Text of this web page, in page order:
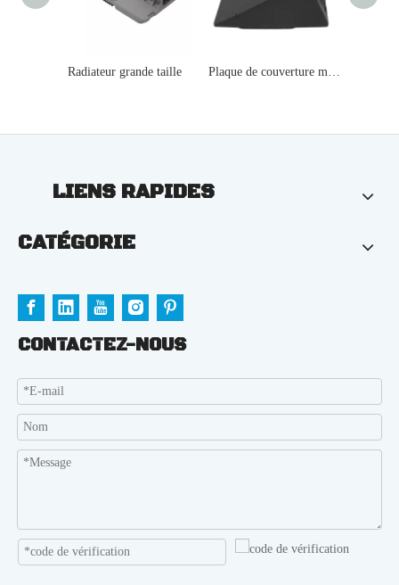
Radiateur grande taille Plaque de couverture moyenne
LIENS RAPIDES
CATÉGORIE
CONTACTEZ-NOUS